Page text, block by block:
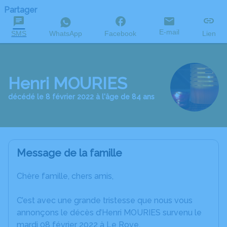
Partager
SMS WhatsApp Facebook E-mail Lien
Henri MOURIES
décédé le 8 février 2022 à l'âge de 84 ans
Message de la famille
Chère famille, chers amis,
C’est avec une grande tristesse que nous vous
annonçons le décès d’Henri MOURIES survenu le
mardi 08 février 2022 à Le Rove.